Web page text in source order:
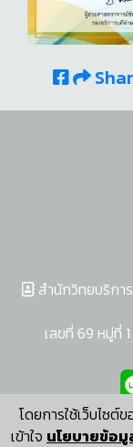
โดยการใช้เว็บไซต์
เข้าใจ นโยบายข้อ
สำนักวิทยบริการ
เลขที่ 69 หมู่ที่
ผู้